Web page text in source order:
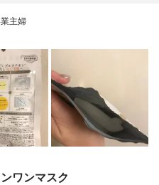
主婦
ワンマスク